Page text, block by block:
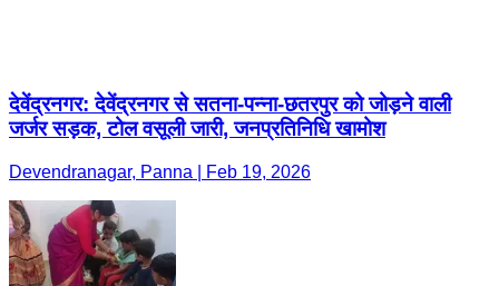
देवेंद्रनगर: देवेंद्रनगर से सतना-पन्ना-छतरपुर को जोड़ने वाली
जर्जर सड़क, टोल वसूली जारी, जनप्रतिनिधि खामोश
Devendranagar, Panna | Feb 19, 2026